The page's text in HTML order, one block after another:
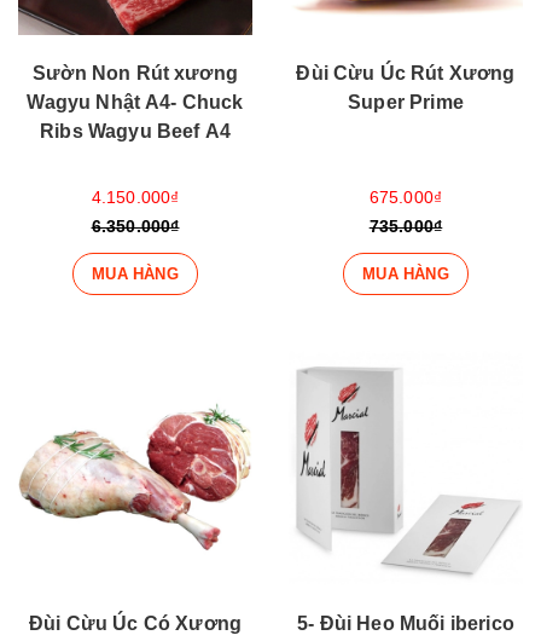
Sườn Non Rút xương
Wagyu Nhật A4- Chuck
Ribs Wagyu Beef A4
4.150.000₫
6.350.000₫
MUA HÀNG
Đùi Cừu Úc Rút Xương
Super Prime
675.000₫
735.000₫
MUA HÀNG
Đùi Cừu Úc Có Xương
5- Đùi Heo Muối iberico